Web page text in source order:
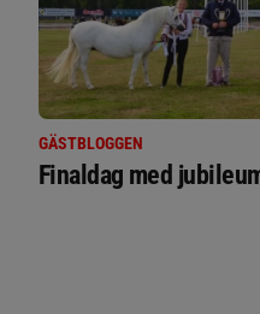
GÄSTBLOGGEN
Finaldag med